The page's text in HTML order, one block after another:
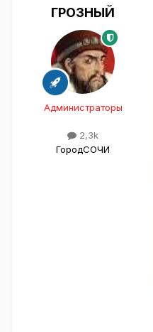
ГРОЗНЫЙ
Администраторы
2,3k
ГородСОЧИ